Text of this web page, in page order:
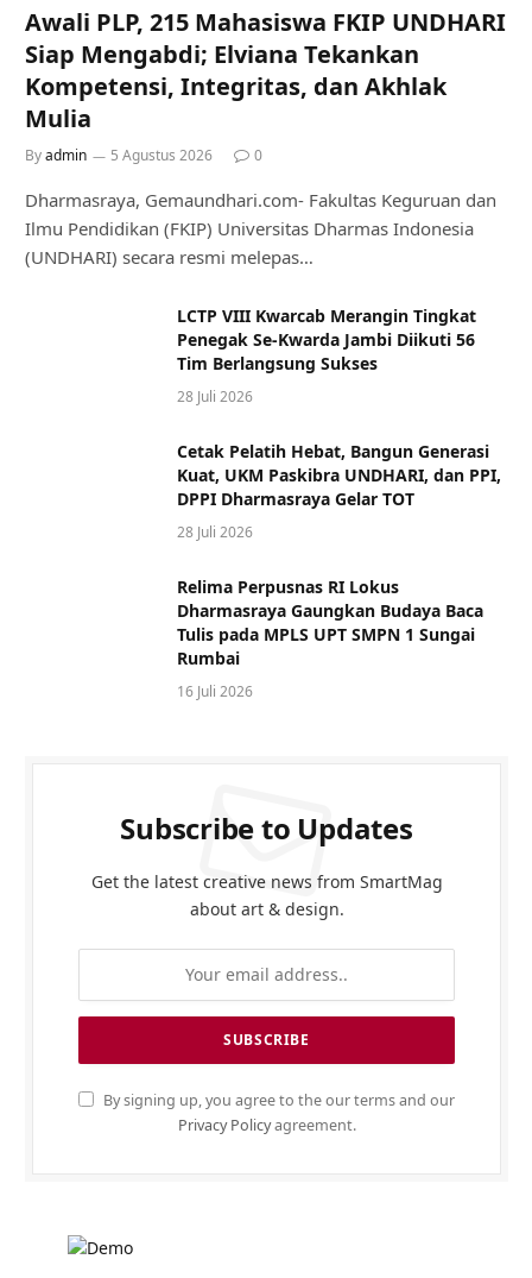
Awali PLP, 215 Mahasiswa FKIP UNDHARI
Siap Mengabdi; Elviana Tekankan
Kompetensi, Integritas, dan Akhlak
Mulia
Byadmin 5 Agustus 2026 0
Dharmasraya, Gemaundhari.com- Fakultas Keguruan dan
Ilmu Pendidikan (FKIP) Universitas Dharmas Indonesia
(UNDHARI) secara resmi melepas…
LCTP VIII Kwarcab Merangin Tingkat
Penegak Se-Kwarda Jambi Diikuti 56
Tim Berlangsung Sukses
28 Juli 2026
Cetak Pelatih Hebat, Bangun Generasi
Kuat, UKM Paskibra UNDHARI, dan PPI,
DPPI Dharmasraya Gelar TOT
28 Juli 2026
Relima Perpusnas RI Lokus
Dharmasraya Gaungkan Budaya Baca
Tulis pada MPLS UPT SMPN 1 Sungai
Rumbai
16 Juli 2026
Subscribe to Updates
Get the latest creative news from SmartMag
about art & design.
By signing up, you agree to the our terms and our
Privacy Policyagreement.